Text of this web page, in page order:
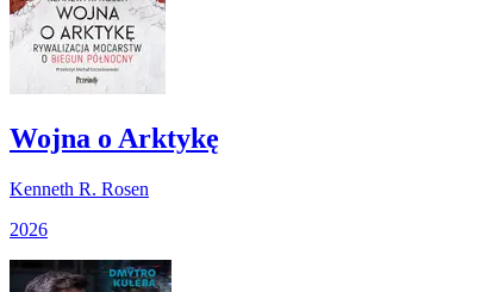
Wojna o Arktykę
Kenneth R. Rosen
2026